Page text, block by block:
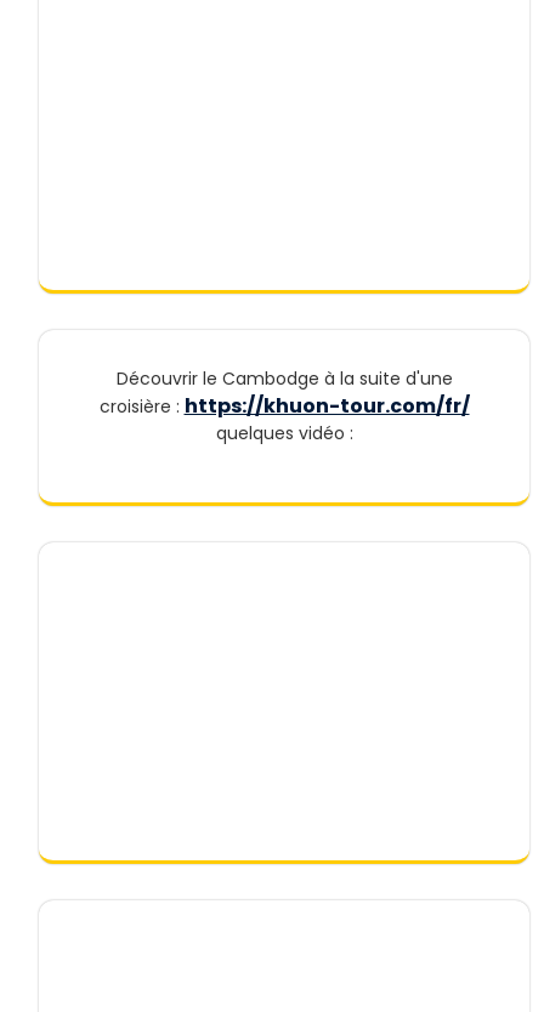
Découvrir le Cambodge à la suite d'une
croisière : https://khuon-tour.com/fr/
quelques vidéo :